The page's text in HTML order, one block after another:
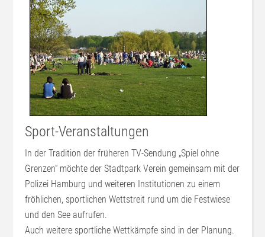
Sport-Veranstaltungen
In der Tradition der früheren TV-Sendung „Spiel ohne
Grenzen“ möchte der Stadtpark Verein gemeinsam mit der
Polizei Hamburg und weiteren Institutionen zu einem
fröhlichen, sportlichen Wettstreit rund um die Festwiese
und den See aufrufen.
Auch weitere sportliche Wettkämpfe sind in der Planung.